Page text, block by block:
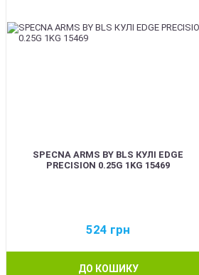
SPECNA ARMS BY BLS КУЛІ EDGE
PRECISION 0.25G 1KG 15469
524 грн
ДО КОШИКУ